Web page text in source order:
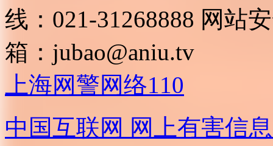
线：021-31268888 网站
箱： jubao@aniu.tv
上海网警网络110
中国互联网 网上有害信